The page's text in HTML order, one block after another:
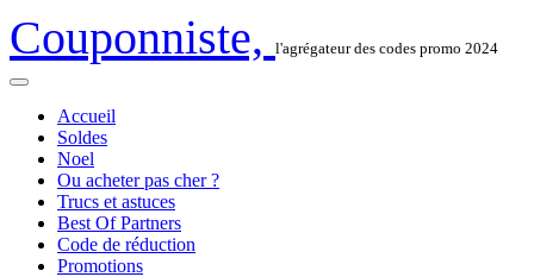
Couponniste, l'agrégateur des codes promo 2024
Accueil
Soldes
Noel
Ou acheter pas cher ?
Trucs et astuces
Best Of Partners
Code de réduction
Promotions